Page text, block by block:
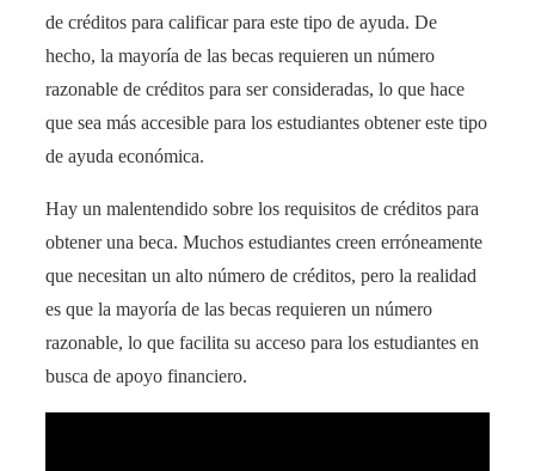
de créditos para calificar para este tipo de ayuda. De
hecho, la mayoría de las becas requieren un número
razonable de créditos para ser consideradas, lo que hace
que sea más accesible para los estudiantes obtener este tipo
de ayuda económica.
Hay un malentendido sobre los requisitos de créditos para
obtener una beca. Muchos estudiantes creen erróneamente
que necesitan un alto número de créditos, pero la realidad
es que la mayoría de las becas requieren un número
razonable, lo que facilita su acceso para los estudiantes en
busca de apoyo financiero.